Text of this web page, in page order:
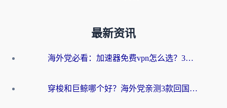
最新资讯
海外党必看：加速器免费vpn怎么选？3步教你无缝访问国内资源
穿梭和巨鲸哪个好？海外党亲测3款回国加速器，教你避开90%的坑